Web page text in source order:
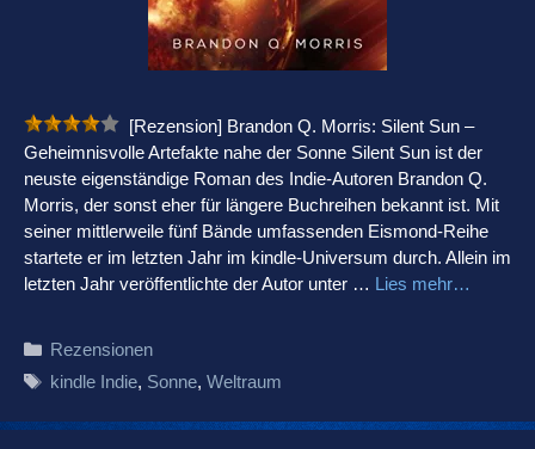
[Rezension] Brandon Q. Morris: Silent Sun –
Geheimnisvolle Artefakte nahe der Sonne Silent Sun ist der
neuste eigenständige Roman des Indie-Autoren Brandon Q.
Morris, der sonst eher für längere Buchreihen bekannt ist. Mit
seiner mittlerweile fünf Bände umfassenden Eismond-Reihe
startete er im letzten Jahr im kindle-Universum durch. Allein im
letzten Jahr veröffentlichte der Autor unter … Lies mehr…
Kategorien
Rezensionen
Schlagwörter
kindle Indie, Sonne, Weltraum